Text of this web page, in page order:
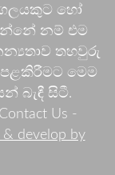
හෝ
නම් එම
තහවුරු
මෙම
බැඳී සිටී.
Us -
& develop by